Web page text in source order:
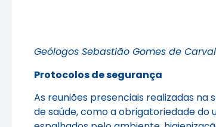
Geólogos Sebastião Gomes de
Protocolos de segurança
As reuniões presenciais realizadas
de saúde, como a obrigatoriedade